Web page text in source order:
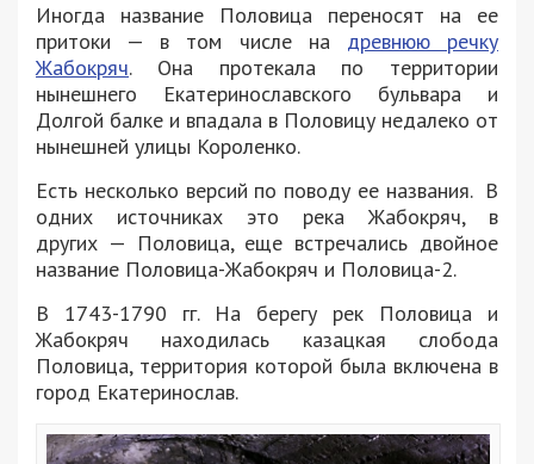
Иногда название Половица переносят на ее
притоки — в том числе на древнюю речку
Жабокряч. Она протекала по территории
нынешнего Екатеринославского бульвара и
Долгой балке и впадала в Половицу недалеко от
нынешней улицы Короленко.
Есть несколько версий по поводу ее названия. В
одних источниках это река Жабокряч, в
других — Половица, еще встречались двойное
название Половица-Жабокряч и Половица-2.
В 1743-1790 гг. На берегу рек Половица и
Жабокряч находилась казацкая слобода
Половица, территория которой была включена в
город Екатеринослав.